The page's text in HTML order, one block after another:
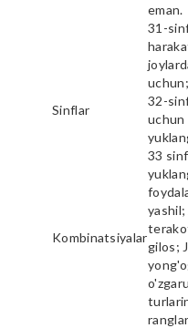
eman.
Sinflar
31-
uchun;
32-
uchun
33
Kombinatsiyalar
gilos;